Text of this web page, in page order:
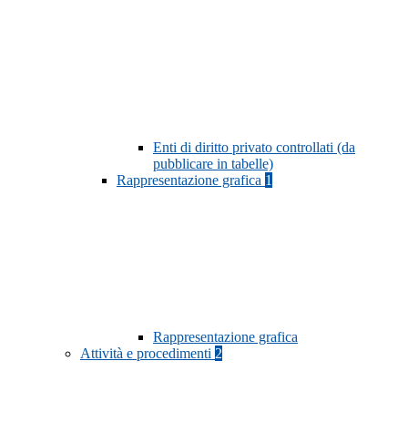
Enti di diritto privato controllati (da
pubblicare in tabelle)
Rappresentazione grafica 1
Rappresentazione grafica
Attività e procedimenti 2